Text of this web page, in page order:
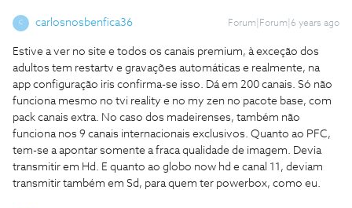
C carlosnosbenfica36 Forum|Forum|6 years ago
Estive a ver no site e todos os canais premium, à exceção dos
adultos tem restartv e gravações automáticas e realmente, na
app configuração iris confirma-se isso. Dá em 200 canais. Só não
funciona mesmo no tvi reality e no my zen no pacote base, com
pack canais extra. No caso dos madeirenses, também não
funciona nos 9 canais internacionais exclusivos. Quanto ao PFC,
tem-se a apontar somente a fraca qualidade de imagem. Devia
transmitir em Hd. E quanto ao globo now hd e canal 11, deviam
transmitir também em Sd, para quem ter powerbox, como eu.